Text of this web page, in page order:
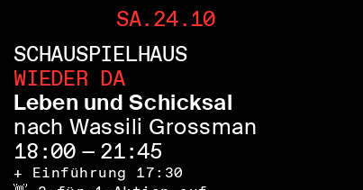
SA.24.10
SCHAUSPIELHAUS
WIEDER DA
Leben und Schicksal
nach Wassili Grossman
18:00 — 21:45
+ Einführung 17:30